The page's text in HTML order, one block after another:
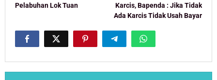
Pelabuhan Lok Tuan
Karcis, Bapenda : Jika Tidak
Ada Karcis Tidak Usah Bayar